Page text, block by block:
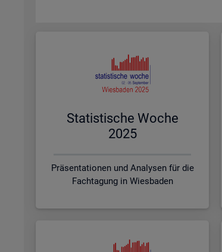
Sta­tis­ti­sche Woche
2025
Präsentationen und Analysen für die
Fachtagung in Wiesbaden